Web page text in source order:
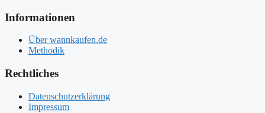
Informationen
Über wannkaufen.de
Methodik
Rechtliches
Datenschutzerklärung
Impressum